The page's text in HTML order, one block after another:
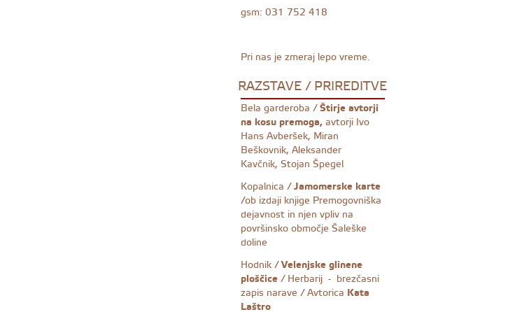
gsm: 031 752 418
Pri nas je zmeraj lepo vreme.
RAZSTAVE / PRIREDITVE
Bela garderoba /Štirje avtorji
na kosu premoga,avtorji Ivo
Hans Avberšek, Miran
Beškovnik, Aleksander
Kavčnik, Stojan Špegel
Kopalnica /Jamomerske karte
/ob izdaji knjige Premogovniška
dejavnost in njen vpliv na
površinsko območje Šaleške
doline
Hodnik /Velenjske glinene
ploščice/ Herbarij - brezčasni
zapis narave / Avtorica Kata
Laštro